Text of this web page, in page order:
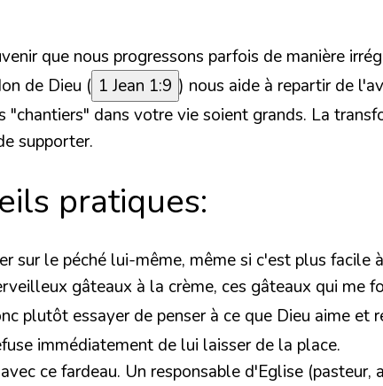
que nous progressons parfois de manière
de Dieu ( 1 Jean 1:9 ) nous aide à repartir de
"chantiers" dans votre vie soient grands. La
supporter.
pratiques:
sur le péché lui-même, même si c'est plus
gâteaux à la crème, ces gâteaux qui me
plutôt essayer de penser à ce que Dieu aime
immédiatement de lui laisser de la place.
ce fardeau. Un responsable d'Eglise